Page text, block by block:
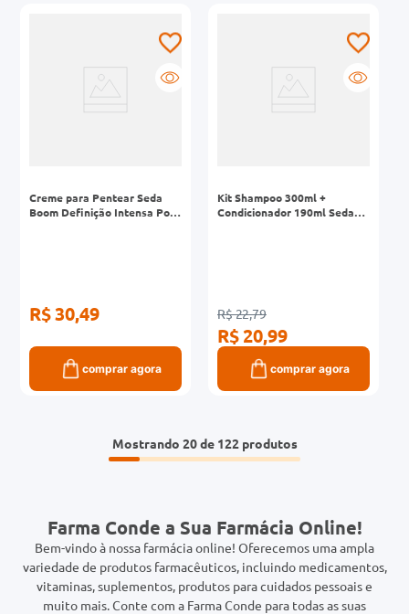
Creme para Pentear Seda
Boom Definição Intensa Pote
R$ 30,49
comprar agora
Kit Shampoo 300ml +
Condicionador 190ml Seda
R$ 22,79
R$ 20,99
comprar agora
Mostrando 20 de 122
Farma Conde a Sua Farmácia Online!
Bem-vindo à nossa farmácia online! Oferecemos uma ampla
variedade de produtos farmacêuticos, incluindo medicamentos,
vitaminas, suplementos, produtos para cuidados pessoais e
muito mais. Conte com a Farma Conde para todas as suas